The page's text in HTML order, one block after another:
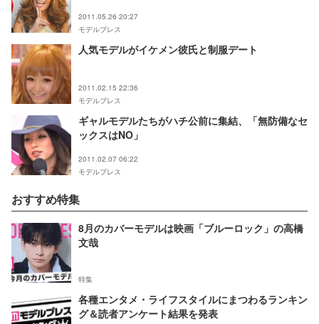
2011.05.26 20:27
モデルプレス
人気モデルがイケメン彼氏と制服デート
2011.02.15 22:36
モデルプレス
ギャルモデルたちがハチ公前に集結、「無防備なセ
ックスはNO」
2011.02.07 06:22
モデルプレス
おすすめ特集
8月のカバーモデルは映画「ブルーロック」の高橋
文哉
特集
各種エンタメ・ライフスタイルにまつわるランキン
グ＆読者アンケート結果を発表